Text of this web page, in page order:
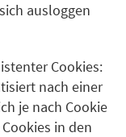
ausloggen
Cookies:
nach einer
je nach Cookie
in den